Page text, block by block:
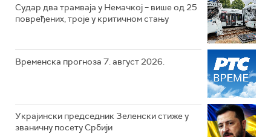
Судар два трамваја у Немачкој – више од 25
повређених, троје у критичном стању
Временска прогноза 7. август 2026.
Украјински председник Зеленски стиже у
званичну посету Србији